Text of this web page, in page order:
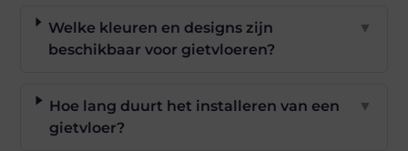
Welke kleuren en designs zijn
beschikbaar voor gietvloeren?
▼
Hoe lang duurt het installeren van een
gietvloer?
▼